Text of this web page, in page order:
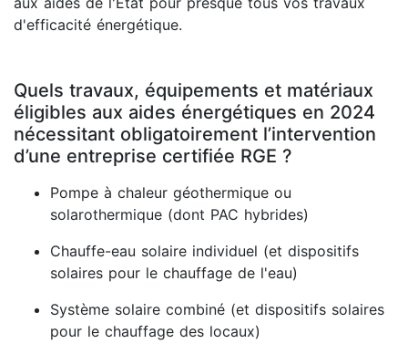
d'efficacité énergétique.
Quels travaux, équipements et matériaux
éligibles aux aides énergétiques en 2024
nécessitant obligatoirement l’intervention
d’une entreprise certifiée RGE ?
Pompe à chaleur géothermique ou
solarothermique (dont PAC hybrides)
Chauffe-eau solaire individuel (et dispositifs
solaires pour le chauffage de l'eau)
Système solaire combiné (et dispositifs solaires
pour le chauffage des locaux)